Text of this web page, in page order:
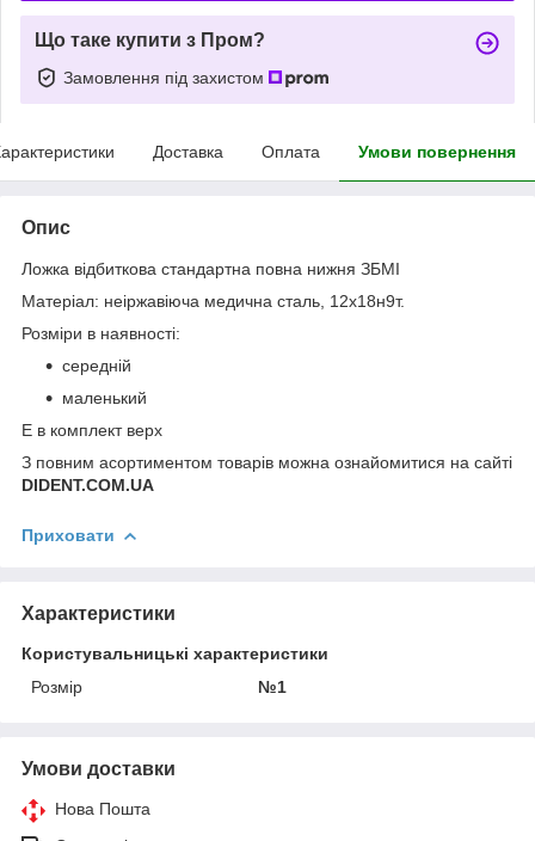
Що таке купити з Пром?
Замовлення під захистом
Доставка Оплата Умови повернення
Опис
Ложка відбиткова стандартна повна нижня ЗБМІ
Матеріал: неіржавіюча медична сталь, 12х18н9т.
Розміри в наявності:
середній
маленький
Е в комплект верх
З повним асортиментом товарів можна ознайомитися на сайті
DIDENT.COM.UA
Приховати
Характеристики
Користувальницькі характеристики
Розмір
№1
Умови доставки
Нова Пошта